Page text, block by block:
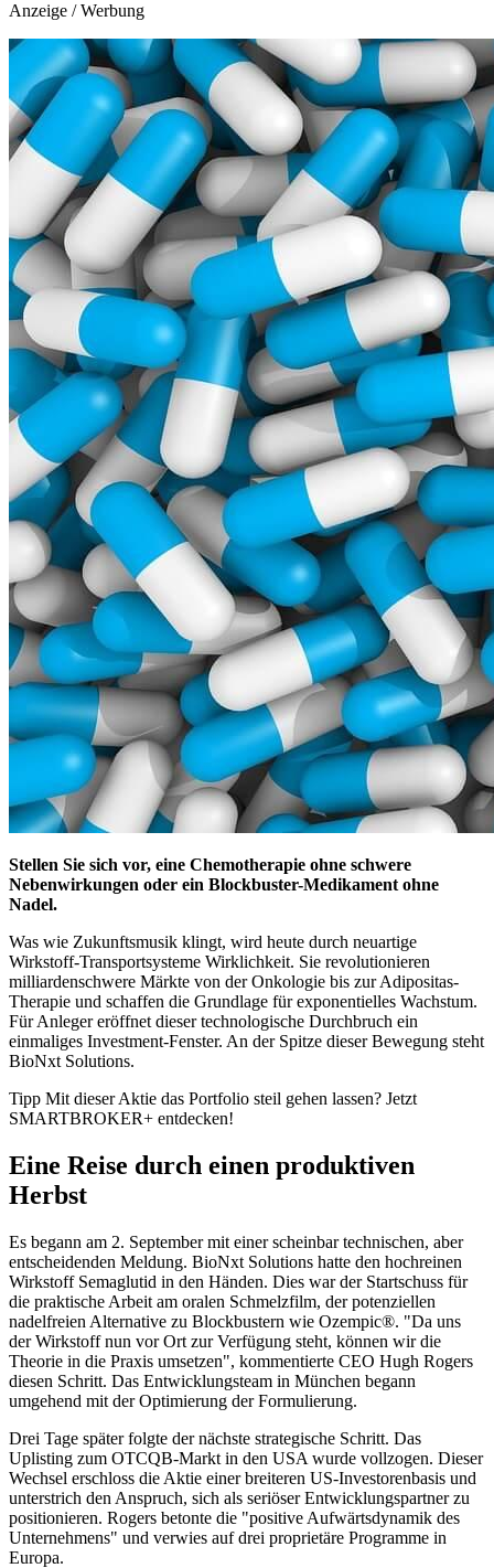
Anzeige / Werbung
Stellen Sie sich vor, eine Chemotherapie ohne schwere
Nebenwirkungen oder ein Blockbuster-Medikament ohne
Nadel.
Was wie Zukunftsmusik klingt, wird heute durch neuartige
Wirkstoff-Transportsysteme Wirklichkeit. Sie revolutionieren
milliardenschwere Märkte von der Onkologie bis zur Adipositas-
Therapie und schaffen die Grundlage für exponentielles Wachstum.
Für Anleger eröffnet dieser technologische Durchbruch ein
einmaliges Investment-Fenster. An der Spitze dieser Bewegung steht
BioNxt Solutions.
Tipp Mit dieser Aktie das Portfolio steil gehen lassen? Jetzt
SMARTBROKER+ entdecken!
Eine Reise durch einen produktiven
Herbst
Es begann am 2. September mit einer scheinbar technischen, aber
entscheidenden Meldung. BioNxt Solutions hatte den hochreinen
Wirkstoff Semaglutid in den Händen. Dies war der Startschuss für
die praktische Arbeit am oralen Schmelzfilm, der potenziellen
nadelfreien Alternative zu Blockbustern wie Ozempic®. "Da uns
der Wirkstoff nun vor Ort zur Verfügung steht, können wir die
Theorie in die Praxis umsetzen", kommentierte CEO Hugh Rogers
diesen Schritt. Das Entwicklungsteam in München begann
umgehend mit der Optimierung der Formulierung.
Drei Tage später folgte der nächste strategische Schritt. Das
Uplisting zum OTCQB-Markt in den USA wurde vollzogen. Dieser
Wechsel erschloss die Aktie einer breiteren US-Investorenbasis und
unterstrich den Anspruch, sich als seriöser Entwicklungspartner zu
positionieren. Rogers betonte die "positive Aufwärtsdynamik des
Unternehmens" und verwies auf drei proprietäre Programme in
Europa.